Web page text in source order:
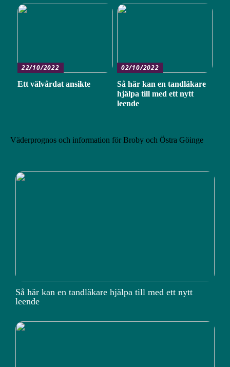
22/10/2022
Ett välvårdat ansikte
02/10/2022
Så här kan en tandläkare
hjälpa till med ett nytt
leende
Väderprognos och information för Broby och Östra Göinge
Så här kan en tandläkare hjälpa till med ett nytt
leende